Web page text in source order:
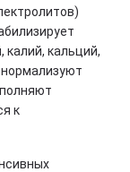
калий, кальций,
к